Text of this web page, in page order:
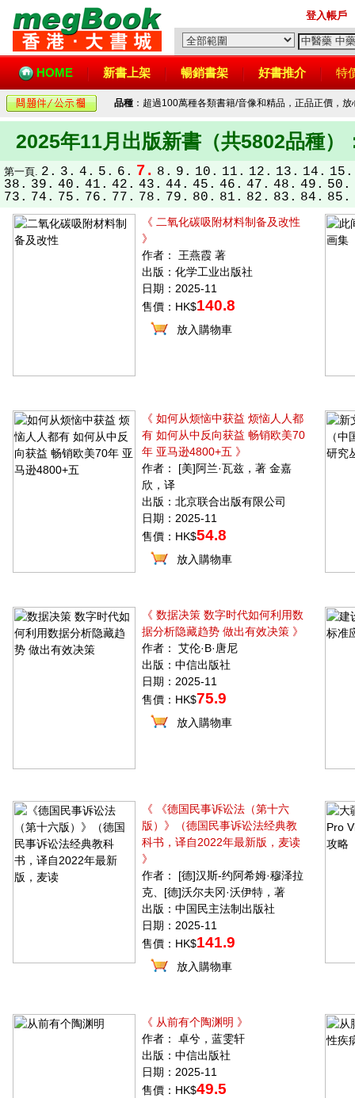
登入帳戶
HOME 新書上架 暢銷書架 好書推介 特
品種 ：超過100萬種各類書籍/音像和精品，正品正價，
2025年11月出版新書（共5802品種）
第一頁. 2. 3. 4. 5. 6. 7. 8. 9. 10. 11. 12. 13. 14. 15.
38. 39. 40. 41. 42. 43. 44. 45. 46. 47. 48. 49. 50.
73. 74. 75. 76. 77. 78. 79. 80. 81. 82. 83. 84. 85.
《 二氧化碳吸附材料制备及改性
》
作者： 王燕霞 著
出版：化学工业出版社
日期：2025-11
售價：HK$140.8
放入購物車
《 如何从烦恼中获益 烦恼人人都
有 如何从中反向获益 畅销欧美70
年 亚马逊4800+五 》
作者： [美]阿兰·瓦兹，著 金嘉
欣，译
出版：北京联合出版有限公司
日期：2025-11
售價：HK$54.8
放入購物車
《 数据决策 数字时代如何利用数
据分析隐藏趋势 做出有效决策 》
作者： 艾伦·B·唐尼
出版：中信出版社
日期：2025-11
售價：HK$75.9
放入購物車
《 《德国民事诉讼法（第十六
版）》（德国民事诉讼法经典教
科书，译自2022年最新版，麦读
》
作者： [德]汉斯-约阿希姆·穆泽拉
克、[德]沃尔夫冈·沃伊特，著
出版：中国民主法制出版社
日期：2025-11
售價：HK$141.9
放入購物車
《 从前有个陶渊明 》
作者： 卓兮，蓝雯轩
出版：中信出版社
日期：2025-11
售價：HK$49.5